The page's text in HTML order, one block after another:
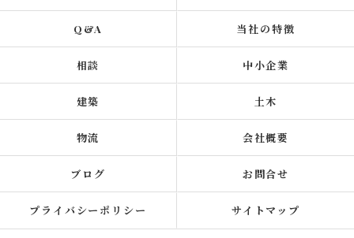
Q&A 当社の特徴
相談 中小企業
建築 土木
物流 会社概要
ブログ お問合せ
プライバシーポリシー サイトマップ